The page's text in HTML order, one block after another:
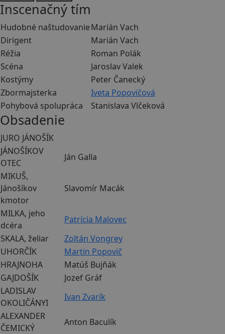
Inscenačný tím
Hudobné naštudovanieMarián Vach
Dirigent
Marián Vach
Réžia
Roman Polák
Scéna
Jaroslav Valek
Kostýmy
Peter Čanecký
Zbormajsterka
Iveta Popovičová
Pohybová spolupráca
Stanislava Vlčeková
Obsadenie
JURO JÁNOŠÍK
JÁNOŠÍKOV
OTEC
Ján Galla
MIKUŠ,
Jánošíkov
kmotor
Slavomír Macák
MILKA, jeho
dcéra
Patrícia Malovec
SKALA, želiar
Zoltán Vongrey
UHORČÍK
Martin Popovič
HRAJNOHA
Matúš Bujňák
GAJDOŠÍK
Jozef Gráf
LADISLAV
OKOLIČÁNYI
Ivan Zvarík
ALEXANDER
ČEMICKÝ
Anton Baculík